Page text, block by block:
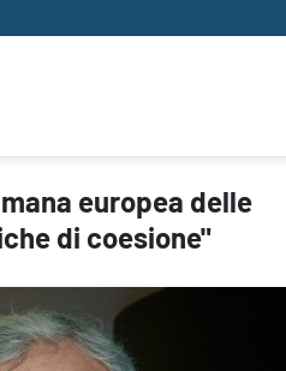
per le politiche di
europea delle
di coesione"